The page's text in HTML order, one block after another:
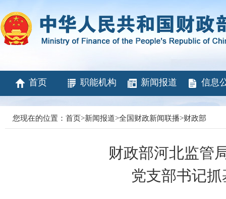
首页 职能机构 新闻报道 信息
您现在的位置： 首页>新闻报道>全国财政新闻联播>财政部
财政部河北监管
党支部书记